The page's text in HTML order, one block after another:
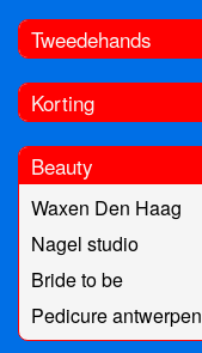
Tweedehands
Korting
Beauty
Waxen Den Haag
Nagel studio
Bride to be
Pedicure antwerpen